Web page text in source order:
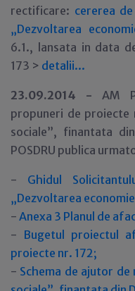
rectificare: cererea
„Dezvoltarea
6.1., lansata in data
173 > detalii...
23.09.2014 - AM
propuneri de proiecte
sociale”, finantata
POSDRU publica
- Ghidul
„Dezvoltarea
- Anexa 3 Planul de
- Bugetul proiectul
proiecte nr. 172;
- Schema de ajutor de